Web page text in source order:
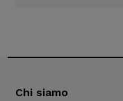
Chi siamo